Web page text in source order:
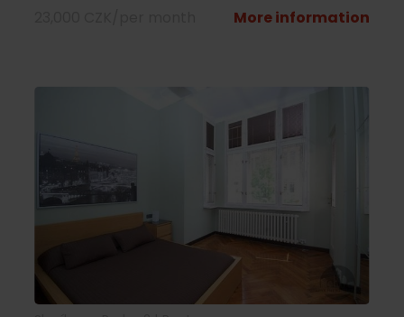
More information